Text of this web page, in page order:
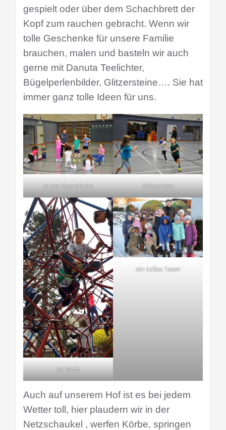
gespielt oder über dem Schachbrett der
Kopf zum rauchen gebracht. Wenn wir
tolle Geschenke für unsere Familie
brauchen, malen und basteln wir auch
gerne mit Danuta Teelichter,
Bügelperlenbilder, Glitzersteine…. Sie hat
immer ganz tolle Ideen für uns.
in der Sporthalle Ballspielen
im Netz
ein tolles Team
Auch auf unserem Hof ist es bei jedem
Wetter toll, hier plaudern wir in der
Netzschaukel , werfen Körbe, springen